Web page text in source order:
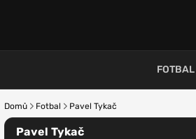
FOTBAL
Domů Fotbal Pavel Tykač
Pavel Tykač